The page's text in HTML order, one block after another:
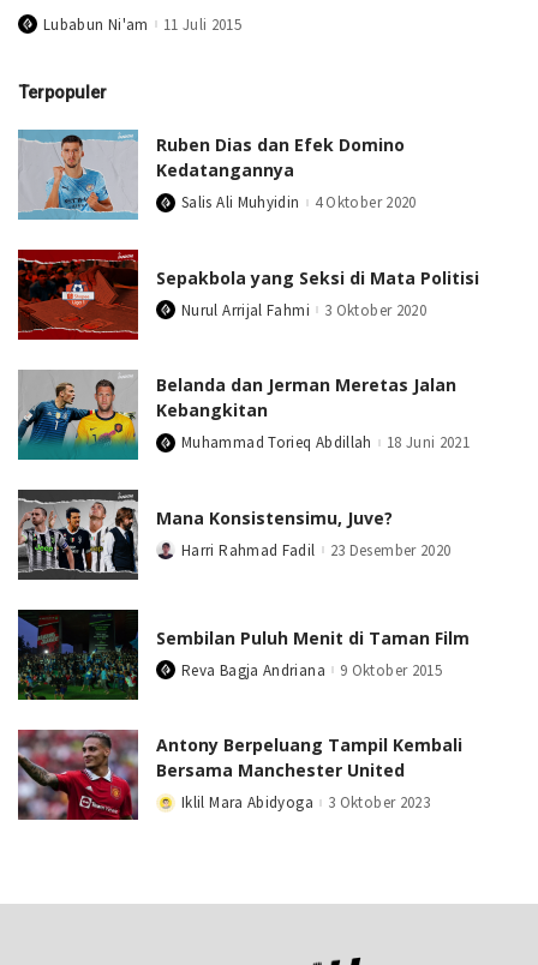
PostedLubabun Ni'am 11 Juli 2015
Terpopuler
Ruben Dias dan Efek Domino
Kedatangannya
PostedSalis Ali Muhyidin 4 Oktober 2020
Sepakbola yang Seksi di Mata Politisi
PostedNurul Arrijal Fahmi 3 Oktober 2020
Belanda dan Jerman Meretas Jalan
Kebangkitan
PostedMuhammad Torieq Abdillah 18 Juni 2021
Mana Konsistensimu, Juve?
PostedHarri Rahmad Fadil 23 Desember 2020
Sembilan Puluh Menit di Taman Film
PostedReva Bagja Andriana 9 Oktober 2015
Antony Berpeluang Tampil Kembali
Bersama Manchester United
PostedIklil Mara Abidyoga 3 Oktober 2023